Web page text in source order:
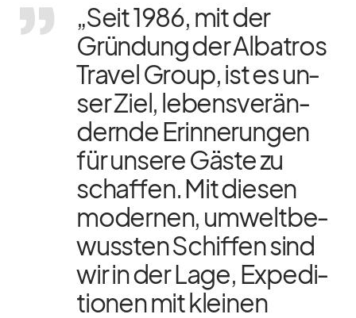
„Seit 1986, mit der
Grün­dung der Al­ba­tros
Tra­vel Group, ist es un­
ser Ziel, le­bens­ver­än­
dernde Er­in­ne­run­gen
für un­sere Gäste zu
schaf­fen. Mit die­sen
mo­der­nen, um­welt­be­
wuss­ten Schif­fen sind
wir in der Lage, Ex­pe­di­
tio­nen mit klei­nen